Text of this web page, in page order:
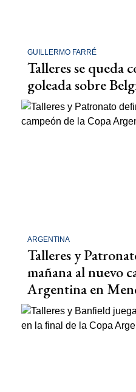
GUILLERMO FARRÉ
Talleres se queda
goleada sobre
ARGENTINA
Talleres y
mañana al nuevo
Argentina en